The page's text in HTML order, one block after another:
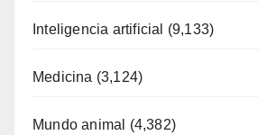
Inteligencia artificial (9,133)
Medicina (3,124)
Mundo animal (4,382)